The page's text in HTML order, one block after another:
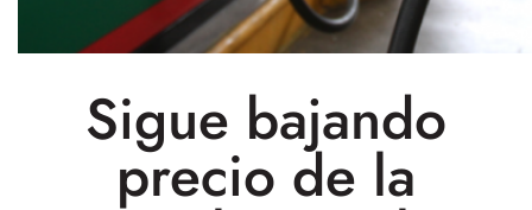
Sigue bajando
precio de la